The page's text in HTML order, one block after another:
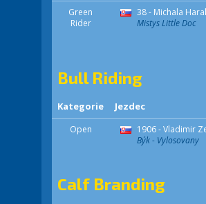
Green
Rider
38 - Michala
Mistys Little Doc
Bull Riding
Kategorie Jezdec
Open
1906 - Vladimir
Býk - Vylosovany
Calf Branding